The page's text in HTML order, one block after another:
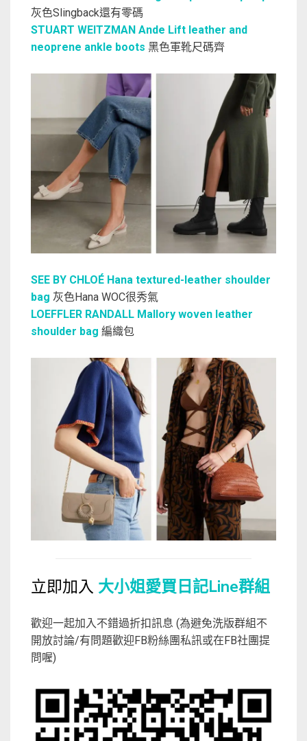
灰色Slingback還有零碼
STUART WEITZMAN Ande Lift leather and
neoprene ankle boots 黑色軍靴尺碼齊
SEE BY CHLOÉ Hana textured-leather shoulder
bag 灰色Hana WOC很秀氣
LOEFFLER RANDALL Mallory woven leather
shoulder bag 編織包
立即加入 大小姐愛買日記Line群組
歡迎一起加入不錯過折扣訊息 (為避免洗版群組不
開放討論/有問題歡迎FB粉絲團私訊或在FB社團提
問喔)